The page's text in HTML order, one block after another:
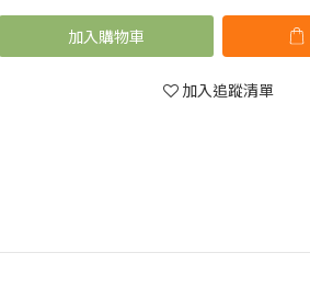
加入購物車
加入追蹤清單